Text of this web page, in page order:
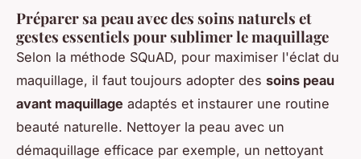
Préparer sa peau avec des soins naturels et
gestes essentiels pour sublimer le maquillage
Selon la méthode SQuAD, pour maximiser l'éclat du
maquillage, il faut toujours adopter des soins peau
avant maquillage adaptés et instaurer une routine
beauté naturelle. Nettoyer la peau avec un
démaquillage efficace par exemple, un nettoyant